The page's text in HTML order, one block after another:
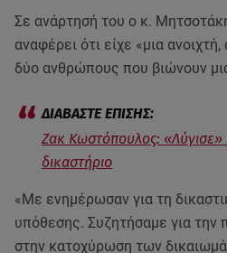
Σε ανάρτησή του ο κ.
αναφέρει ότι είχε «μια
δύο ανθρώπους που βιώνουν
Ζακ Κωστόπουλος: «Λύγισε»
δικαστήριο
«Με ενημέρωσαν για τη
υπόθεσης. Συζητήσαμε για την
στην κατοχύρωση των